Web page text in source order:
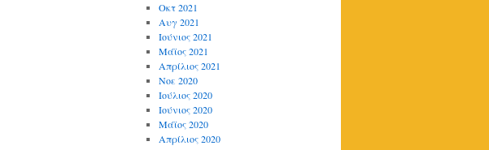
Οκτ 2021
Αυγ 2021
Ιούνιος 2021
Μάϊος 2021
Απρίλιος 2021
Νοε 2020
Ιούλιος 2020
Ιούνιος 2020
Μάϊος 2020
Απρίλιος 2020